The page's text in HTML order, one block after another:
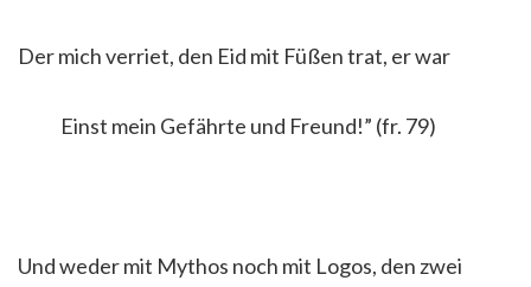
Der mich verriet, den Eid mit Füßen trat, er war
Einst mein Gefährte und Freund!” (fr. 79)
Und weder mit Mythos noch mit Logos, den zwei